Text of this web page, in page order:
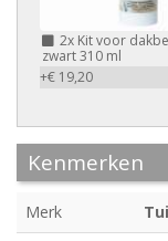
2x Kit voor
zwart 310 ml
+€ 19,20
Kenmerken
Merk